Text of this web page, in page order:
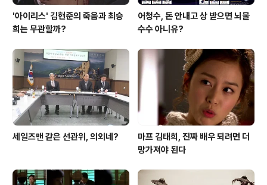
'아이리스' 김현준의 죽음과 최승
희는 무관할까?
어청수, 돈 안내고 상 받으면 뇌물
수수 아니유?
세일즈맨 같은 선관위, 의외네?
마프 김태희, 진짜 배우 되려면 더
망가져야 된다